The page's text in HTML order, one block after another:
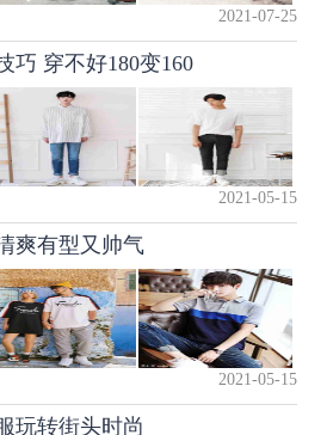
2021-07-25
巧 穿不好180变160
2021-05-15
爽有型又帅气
2021-05-15
玩转街头时尚